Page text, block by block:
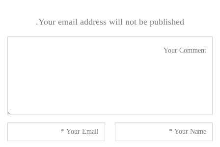
Your email address will not be published.